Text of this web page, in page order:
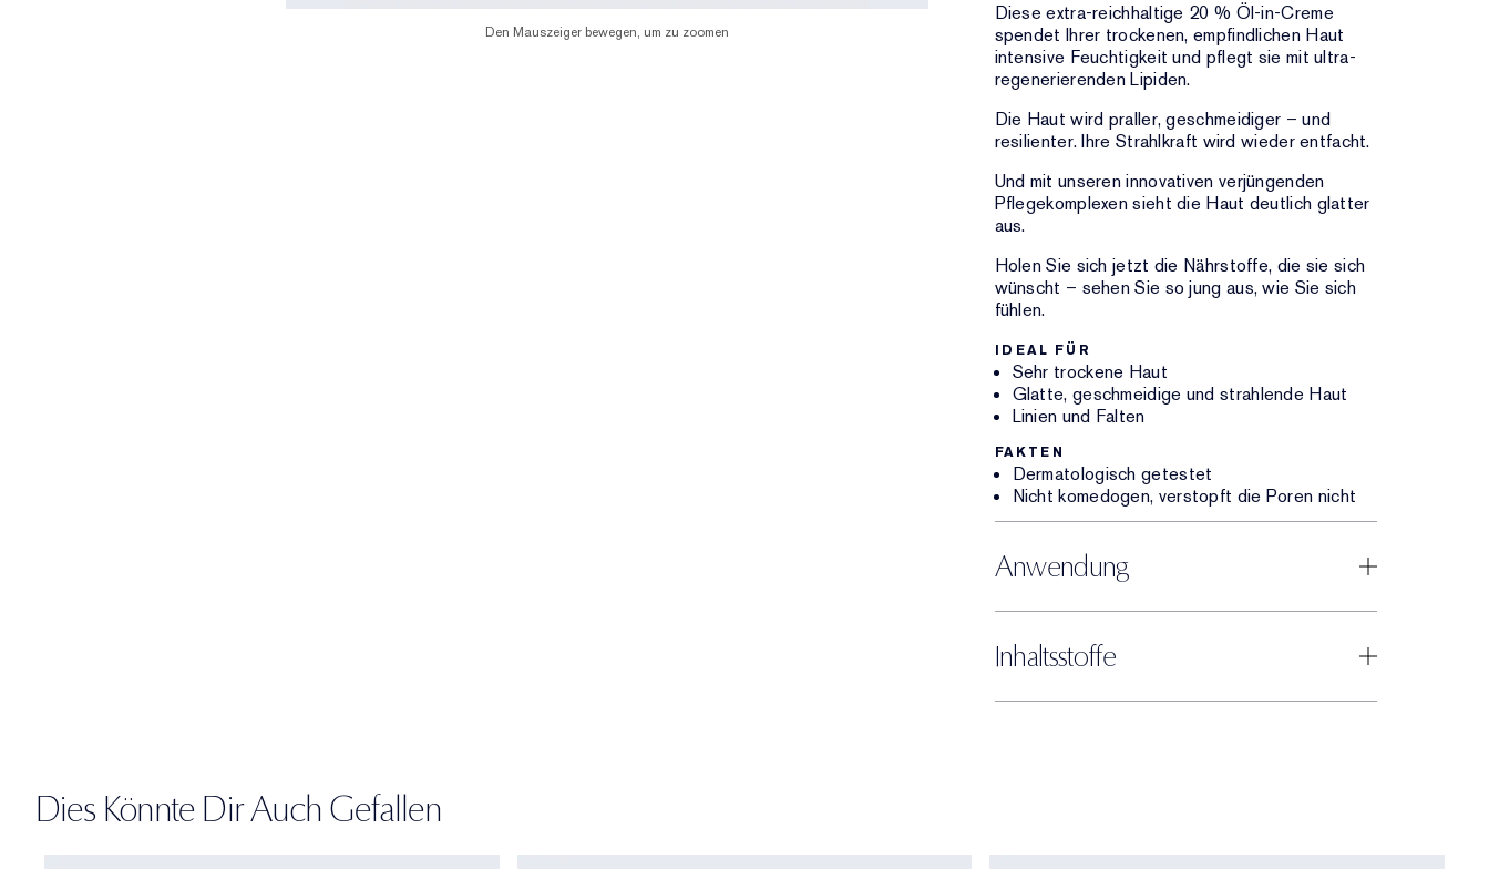
Den Mauszeiger bewegen, um zu zoomen
Diese extra-reichhaltige 20 % Öl-in-Creme
spendet Ihrer trockenen, empfindlichen Haut
intensive Feuchtigkeit und pflegt sie mit ultra-
regenerierenden Lipiden.
Die Haut wird praller, geschmeidiger – und
resilienter. Ihre Strahlkraft wird wieder entfacht.
Und mit unseren innovativen verjüngenden
Pflegekomplexen sieht die Haut deutlich glatter
aus.
Holen Sie sich jetzt die Nährstoffe, die sie sich
wünscht – sehen Sie so jung aus, wie Sie sich
fühlen.
IDEAL FÜR
Sehr trockene Haut
Glatte, geschmeidige und strahlende Haut
Linien und Falten
FAKTEN
Dermatologisch getestet
Nicht komedogen, verstopft die Poren nicht
Anwendung
Inhaltsstoffe
Dies Könnte Dir Auch Gefallen